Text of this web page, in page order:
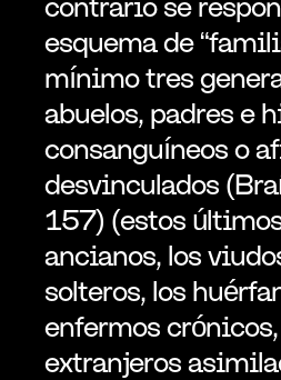
esquema de
mínimo tres
abuelos, padres e
consanguíneos o
desvinculados
157) (estos
ancianos, los
solteros, los
enfermos
extranjeros